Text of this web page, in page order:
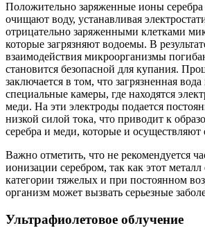
Положительно заряженные ионы
очищают воду, устанавливая
отрицательно заряженными клетками
которые загрязняют водоемы. В
взаимодействия микроорганизмы
становится безопасной для купания.
заключается в том, что загрязненная
специальные камеры, где находятся
меди. На эти электроды подается
низкой силой тока, что приводит к
серебра и меди, которые и осуществляют
Важно отметить, что не рекомендуется
ионизации серебром, так как этот металл
категории тяжелых и при постоянном
организм может вызвать серьезные
Ультрафиолетовое облучение